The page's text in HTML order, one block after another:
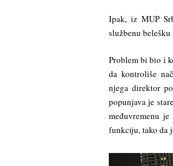
Ipak, iz MUP
službenu belešku
Problem bi bio i
da kontroliše
njega direktor
popunjava je
međuvremenu
funkciju, tako da